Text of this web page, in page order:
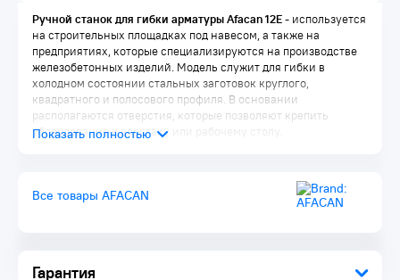
Гарантия
Ручной станок для гибки арматуры Afacan 12Е- используется
на строительных площадках под навесом, а также на
предприятиях, которые специализируются на производстве
железобетонных изделий. Модель служит для гибки в
холодном состоянии стальных заготовок круглого,
квадратного и полосового профиля. В основании
располагаются отверстия, которые позволяют крепить
оборудование к верстаку или рабочему столу.
Диаметр арматурных стержней от 6 до 12 мм
Все товары AFACAN